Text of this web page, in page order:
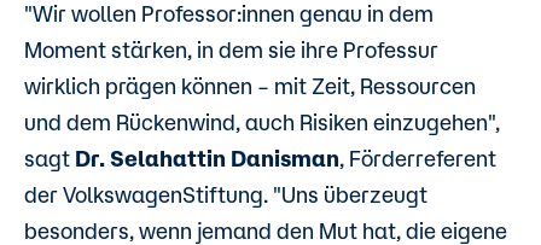
"Wir wollen Professor:innen genau in dem
Moment stärken, in dem sie ihre Professur
wirklich prägen können – mit Zeit, Ressourcen
und dem Rückenwind, auch Risiken einzugehen",
sagt Dr. Selahattin Danisman, Förderreferent
der VolkswagenStiftung. "Uns überzeugt
besonders, wenn jemand den Mut hat, die eigene